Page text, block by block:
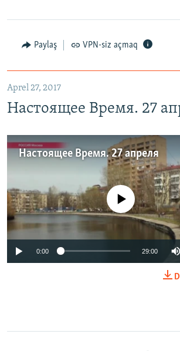
Paylaş VPN-siz açmaq
Aprel 27, 2017
Настоящее Время. 27
Настоящее Время. 27 апреля
No media source currently
0:00 29:00